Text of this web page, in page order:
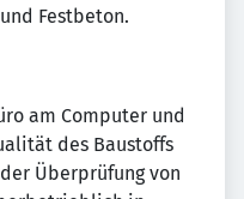
Festbeton.
am Computer und
des Baustoffs
Überprüfung von